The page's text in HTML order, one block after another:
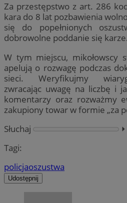
Za przestępstwo z art. 286
kara do 8 lat pozbawienia
się do popełnionych
dobrowolne poddanie się karze.
W tym miejscu, mikołowscy
apelują o rozwagę podczas
sieci. Weryfikujmy
zwracając uwagę na liczbę i
komentarzy oraz rozważmy
zakupiony towar w formie „za
Słuchaj
⏵︎
Tagi:
policjaoszustwa
Udostępnij